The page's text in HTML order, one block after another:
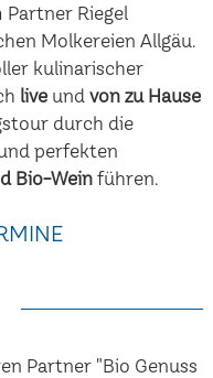
Riegel
Molkereien Allgäu.
kulinarischer
live und von zu Hause
durch die
perfekten
Bio-Weinführen.
Partner "Bio Genuss